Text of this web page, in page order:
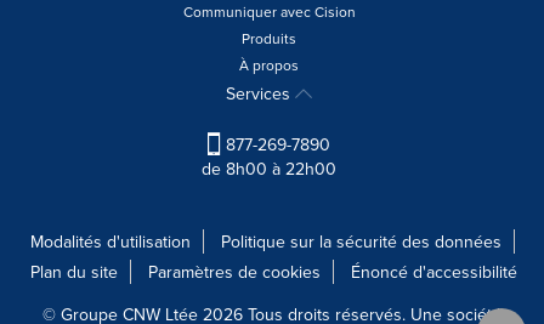
Communiquer avec Cision
Produits
À propos
Services
877-269-7890
de 8h00 à 22h00
Modalités d'utilisation
Politique sur la sécurité des données
Plan du site
Paramètres de cookies
Énoncé d'accessibilité
© Groupe CNW Ltée 2026 Tous droits réservés. Une société